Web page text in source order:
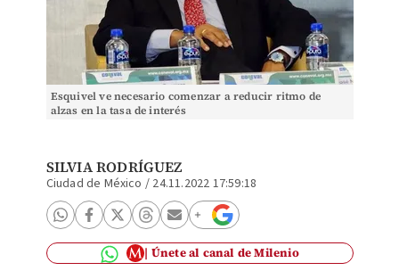
Esquivel ve necesario comenzar a reducir ritmo de
alzas en la tasa de interés
SILVIA RODRÍGUEZ
Ciudad de México / 24.11.2022 17:59:18
Únete al canal de Milenio